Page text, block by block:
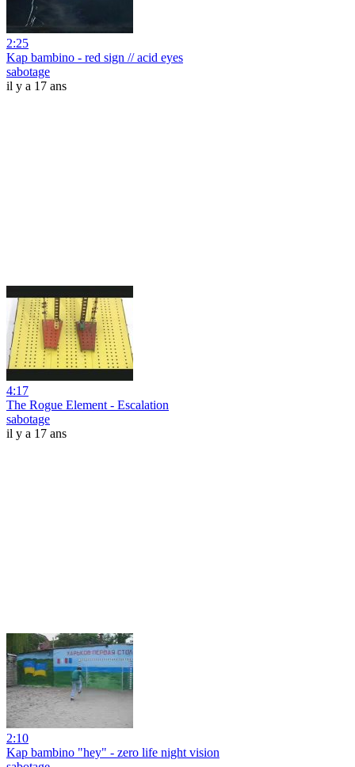
2:25
Kap bambino - red sign // acid eyes
sabotage
il y a 17 ans
4:17
The Rogue Element - Escalation
sabotage
il y a 17 ans
2:10
Kap bambino "hey" - zero life night vision